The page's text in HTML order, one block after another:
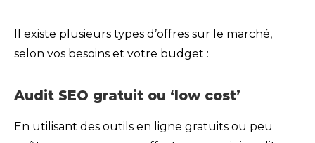
Il existe plusieurs types d’offres sur le marché,
selon vos besoins et votre budget :
Audit SEO gratuit ou ‘low cost’
En utilisant des outils en ligne gratuits ou peu